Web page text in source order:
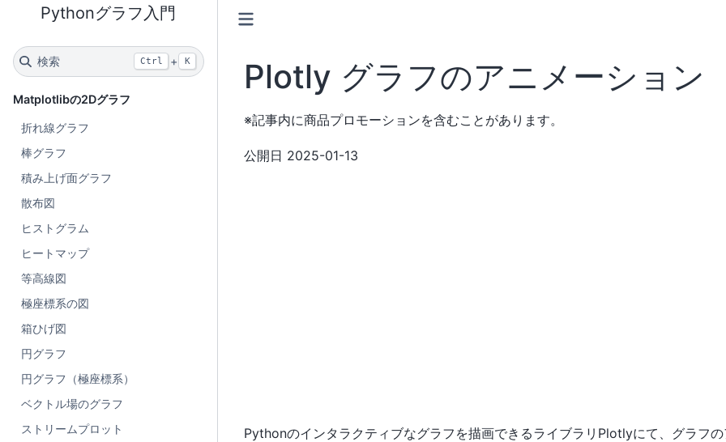
Pythonグラフ入門
検索 Ctrl + K
Matplotlibの2Dグラフ
折れ線グラフ
棒グラフ
積み上げ面グラフ
散布図
ヒストグラム
ヒートマップ
等高線図
極座標系の図
箱ひげ図
円グラフ
円グラフ（極座標系）
ベクトル場のグラフ
ストリームプロット
Plotly グラフのアニメーション
※記事内に商品プロモーションを含むことがあります。
公開日 2025-01-13
Pythonのインタラクティブなグラフを描画できるライブラリPlotlyにて、グラフ